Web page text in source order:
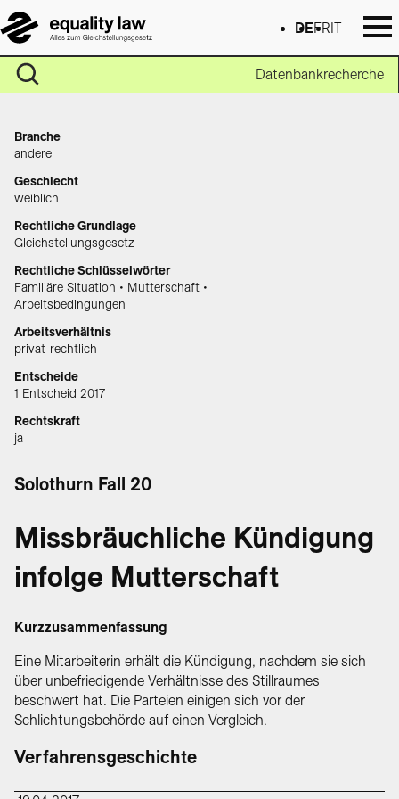
DEFR IT
Datenbankrecherche
Branche
andere
Geschlecht
weiblich
Rechtliche Grundlage
Gleichstellungsgesetz
Rechtliche Schlüsselwörter
Familiäre Situation • Mutterschaft •
Arbeitsbedingungen
Arbeitsverhältnis
privat-rechtlich
Entscheide
1 Entscheid 2017
Rechtskraft
ja
Solothurn Fall 20
Missbräuchliche Kündigung
infolge Mutterschaft
Kurzzusammenfassung
Eine Mitarbeiterin erhält die Kündigung, nachdem sie sich
über unbefriedigende Verhältnisse des Stillraumes
beschwert hat. Die Parteien einigen sich vor der
Schlichtungsbehörde auf einen Vergleich.
Verfahrensgeschichte